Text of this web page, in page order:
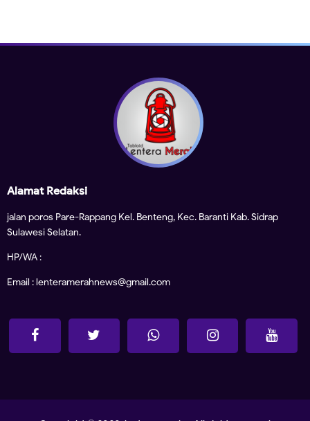
Alamat Redaksi
jalan poros Pare-Rappang Kel. Benteng, Kec. Baranti Kab. Sidrap
Sulawesi Selatan.
HP/WA :
Email : lenteramerahnews@gmail.com